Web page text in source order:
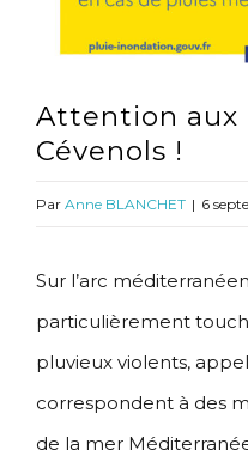
Attention aux
Cévenols !
Par Anne BLANCHET | 6
Sur l’arc
particulièrement
pluvieux violents,
correspondent à des
de la mer